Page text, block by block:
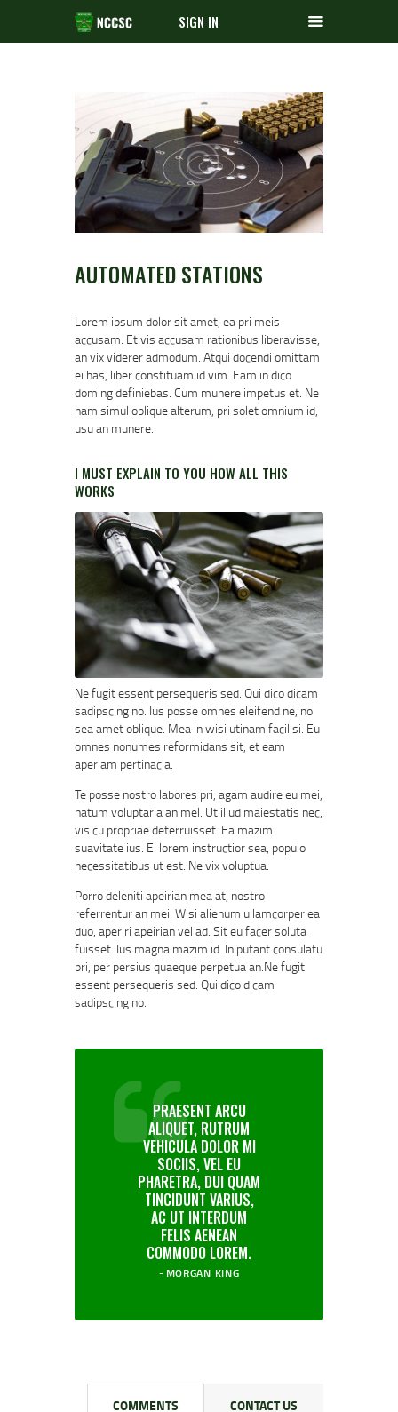
SIGN IN
AUTOMATED STATIONS
Lorem ipsum dolor sit amet, ea pri meis
accusam. Et vis accusam rationibus liberavisse,
an vix viderer admodum. Atqui docendi omittam
ei has, liber constituam id vim. Eam in dico
doming definiebas. Cum munere impetus et. Ne
nam simul oblique alterum, pri solet omnium id,
usu an munere.
I MUST EXPLAIN TO YOU HOW ALL THIS
WORKS
Ne fugit essent persequeris sed. Qui dico dicam
sadipscing no. Ius posse omnes eleifend ne, no
sea amet oblique. Mea in wisi utinam facilisi. Eu
omnes nonumes reformidans sit, et eam
aperiam pertinacia.
Te posse nostro labores pri, agam audire eu mei,
natum voluptaria an mel. Ut illud maiestatis nec,
vis cu propriae deterruisset. Ea mazim
suavitate ius. Ei lorem instructior sea, populo
necessitatibus ut est. Ne vix voluptua.
Porro deleniti apeirian mea at, nostro
referrentur an mei. Wisi alienum ullamcorper ea
duo, aperiri apeirian vel ad. Sit eu facer soluta
fuisset. Ius magna mazim id. In putant consulatu
pri, per persius quaeque perpetua an.Ne fugit
essent persequeris sed. Qui dico dicam
sadipscing no.
PRAESENT ARCU
ALIQUET, RUTRUM
VEHICULA DOLOR MI
SOCIIS, VEL EU
PHARETRA, DUI QUAM
TINCIDUNT VARIUS,
AC UT INTERDUM
FELIS AENEAN
COMMODO LOREM.
MORGAN KING
COMMENTS CONTACT US